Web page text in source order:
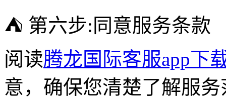
⛺ 第六步:同意服务条款
阅读腾龙国际客服app下
意，确保您清楚了解服